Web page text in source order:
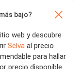
bajo?
web y descubre
Selva al precio
para hallar
precio disponible.